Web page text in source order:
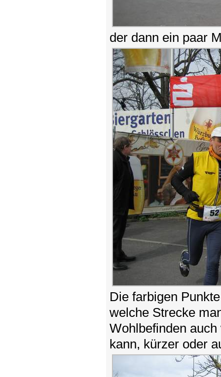
der dann ein paar
Die farbigen
welche Strecke
Wohlbefinden
kann, kürzer oder